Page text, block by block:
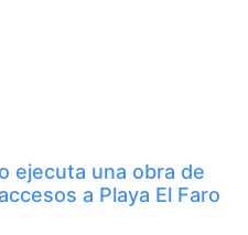
ejecuta una obra de
a Playa El Faro